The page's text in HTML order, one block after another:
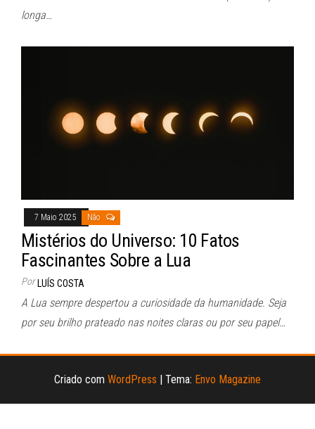
longa…
7 Maio 2025 Não
Mistérios do Universo: 10 Fatos
Fascinantes Sobre a Lua
Por LUÍS COSTA
A Lua sempre despertou a curiosidade da humanidade. Seja
por seu brilho prateado nas noites claras ou por seu papel…
Criado com WordPress | Tema: Envo Magazine